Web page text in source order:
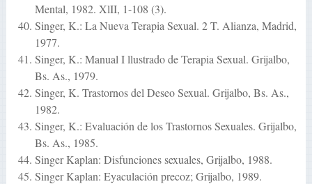
Mental, 1982. XlII, 1-108 (3).
Singer, K.: La Nueva Terapia Sexual. 2 T. Alianza, Madrid,
1977.
Singer, K.: Manual I llustrado de Terapia Sexual. Grijalbo,
Bs. As., 1979.
Singer, K. Trastornos del Deseo Sexual. Grijalbo, Bs. As.,
1982.
Singer, K.: Evaluación de los Trastornos Sexuales. Grijalbo,
Bs. As., 1985.
Singer Kaplan: Disfunciones sexuales, Grijalbo, 1988.
Singer Kaplan: Eyaculación precoz; Grijalbo, 1989.